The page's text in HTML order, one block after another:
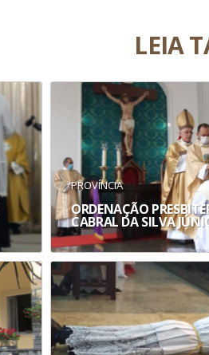
LEIA
PROVÍNCIA
ORDENAÇÃO
CABRAL DA SILVA